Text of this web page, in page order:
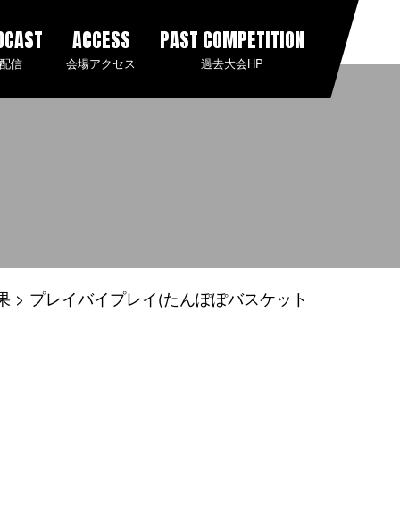
信
ACCESS
会場アクセス
PAST COMPETITION
過去大会HP
プレイバイプレイ(たんぽぽバスケット